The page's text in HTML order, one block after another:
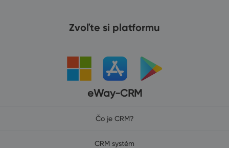
Zvoľte si platformu
eWay-CRM
Čo je CRM?
CRM systém